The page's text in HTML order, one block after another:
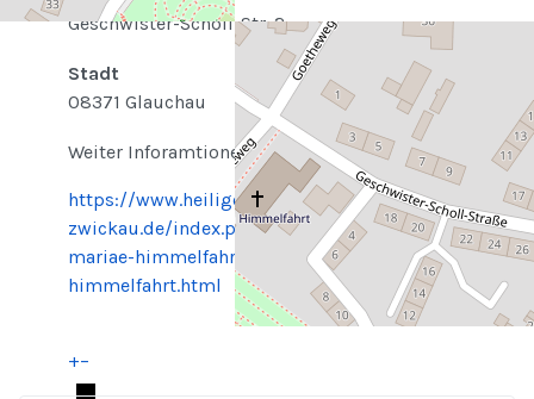
+−
Geschwister-Scholl-Str. 2
Stadt
08371 Glauchau
Weiter Inforamtionen zur Kirche finden Sie hier:
https://www.heilige-familie-
zwickau.de/index.php/ortsgemeinden/glauchau-
mariae-himmelfahrt/kirche-mariae-
himmelfahrt.html